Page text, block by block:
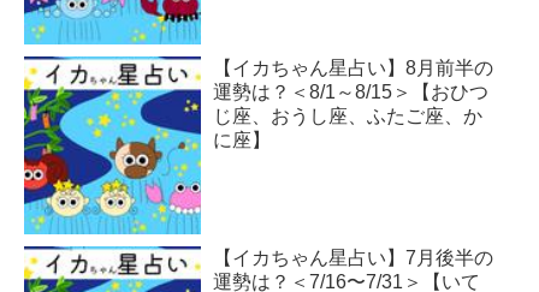
【イカちゃん星占い】8月前半の
運勢は？＜8/1～8/15＞【おひつ
じ座、おうし座、ふたご座、か
に座】
【イカちゃん星占い】7月後半の
運勢は？＜7/16〜7/31＞【いて